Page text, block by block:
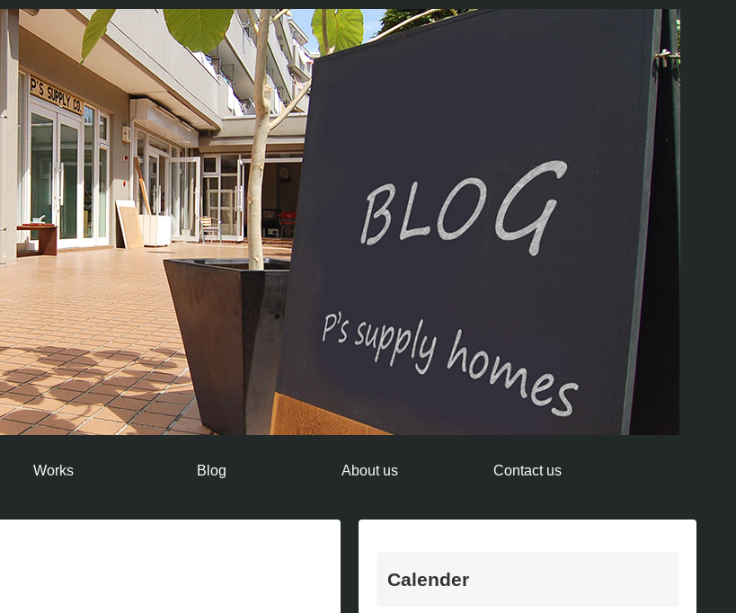
Works Blog About us Contact us
Calender